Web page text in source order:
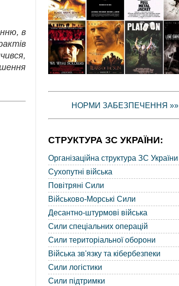
в
НОРМИ ЗАБЕЗПЕЧЕННЯ »»
СТРУКТУРА ЗС УКРАЇНИ:
Організаційна структура ЗС України
Сухопутні війська
Повітряні Сили
Військово-Морські Сили
Десантно-штурмові війська
Сили спеціальних операцій
Сили територіальної оборони
Війська зв'язку та кібербезпеки
Сили логістики
Сили підтримки